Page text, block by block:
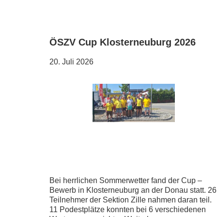
ÖSZV Cup Klosterneuburg 2026
20. Juli 2026
Bei herrlichen Sommerwetter fand der Cup –
Bewerb in Klosterneuburg an der Donau statt. 26
Teilnehmer der Sektion Zille nahmen daran teil.
11 Podestplätze konnten bei 6 verschiedenen